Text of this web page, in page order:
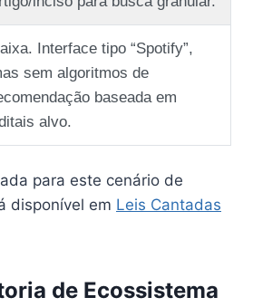
Interface tipo “Spotify”,
sem algoritmos de
baseada em
alvo.
para este cenário de
disponível em Leis Cantadas
de Ecossistema